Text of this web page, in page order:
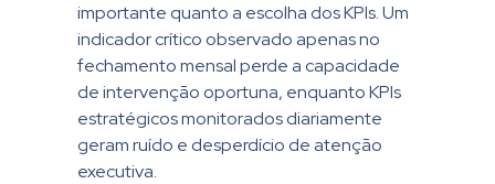
importante quanto a escolha dos KPIs. Um
indicador crítico observado apenas no
fechamento mensal perde a capacidade
de intervenção oportuna, enquanto KPIs
estratégicos monitorados diariamente
geram ruído e desperdício de atenção
executiva.